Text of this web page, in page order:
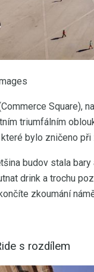
Square),
triumfálním
bylo zničeno
budov stala
drink a trochu
zkoumání
s rozdílem